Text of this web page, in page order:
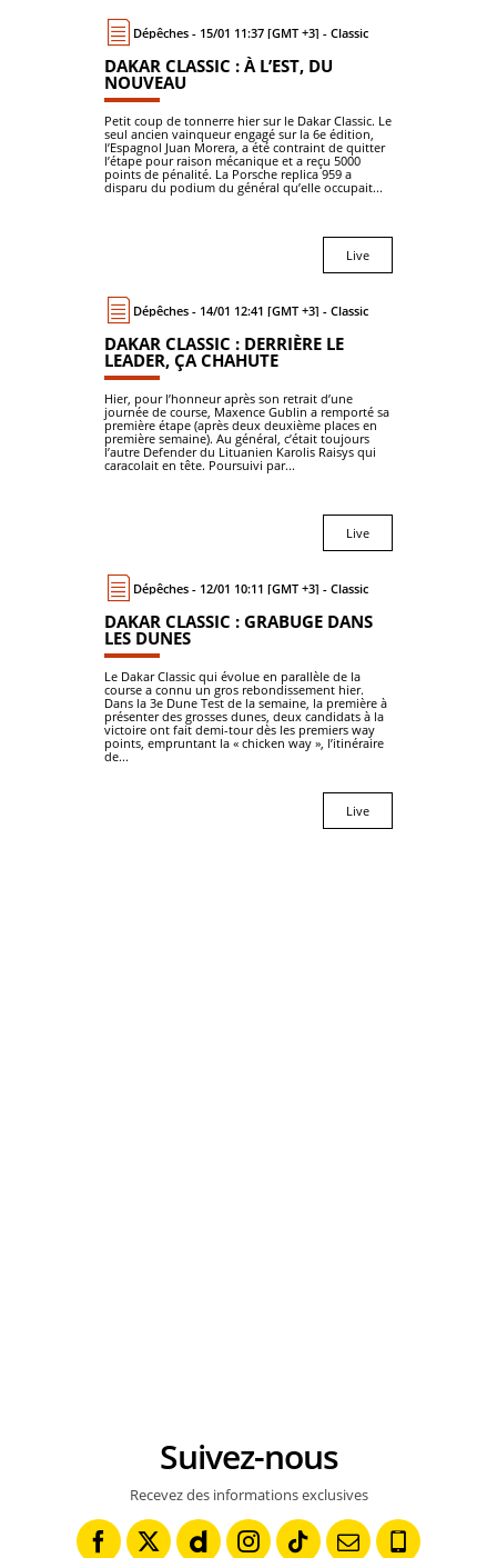
Dépêches - 15/01 11:37 [GMT +3] - Classic
DAKAR CLASSIC : À L’EST, DU
NOUVEAU
Petit coup de tonnerre hier sur le Dakar Classic. Le
seul ancien vainqueur engagé sur la 6e édition,
l’Espagnol Juan Morera, a été contraint de quitter
l’étape pour raison mécanique et a reçu 5000
points de pénalité. La Porsche replica 959 a
disparu du podium du général qu’elle occupait...
Live
Dépêches - 14/01 12:41 [GMT +3] - Classic
DAKAR CLASSIC : DERRIÈRE LE
LEADER, ÇA CHAHUTE
Hier, pour l’honneur après son retrait d’une
journée de course, Maxence Gublin a remporté sa
première étape (après deux deuxième places en
première semaine). Au général, c’était toujours
l’autre Defender du Lituanien Karolis Raisys qui
caracolait en tête. Poursuivi par...
Live
Dépêches - 12/01 10:11 [GMT +3] - Classic
DAKAR CLASSIC : GRABUGE DANS
LES DUNES
Le Dakar Classic qui évolue en parallèle de la
course a connu un gros rebondissement hier.
Dans la 3e Dune Test de la semaine, la première à
présenter des grosses dunes, deux candidats à la
victoire ont fait demi-tour dès les premiers way
points, empruntant la « chicken way », l’itinéraire
de...
Live
Suivez-nous
Recevez des informations exclusives